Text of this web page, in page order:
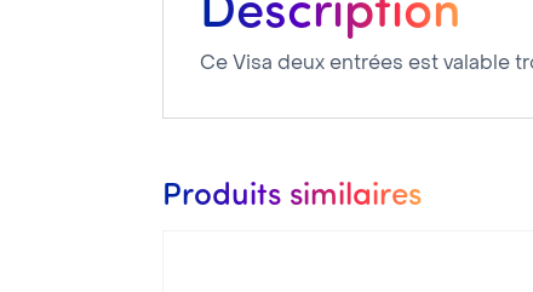
Ce Visa deux entrées est valable
Produits similaires